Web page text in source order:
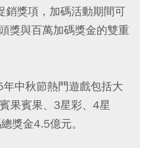
銷獎項，加碼活動期間可
獎與百萬加碼獎金的雙重
中秋節熱門遊戲包括大
果賓果、3星彩、4星
獎金4.5億元。